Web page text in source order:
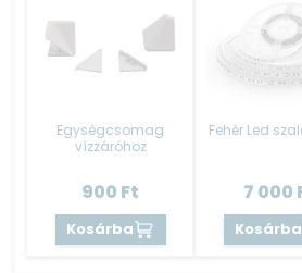
Egységcsomag
vízzáróhoz
900 Ft
Kosárba
Fehér Led
7 000
Kosárba